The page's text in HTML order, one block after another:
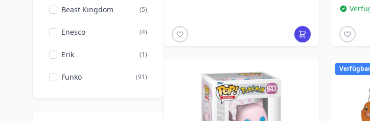
Beast Kingdom (5)
Enesco (4)
Erik (1)
Funko (91)
Iron Studios (26)
Verfügbar